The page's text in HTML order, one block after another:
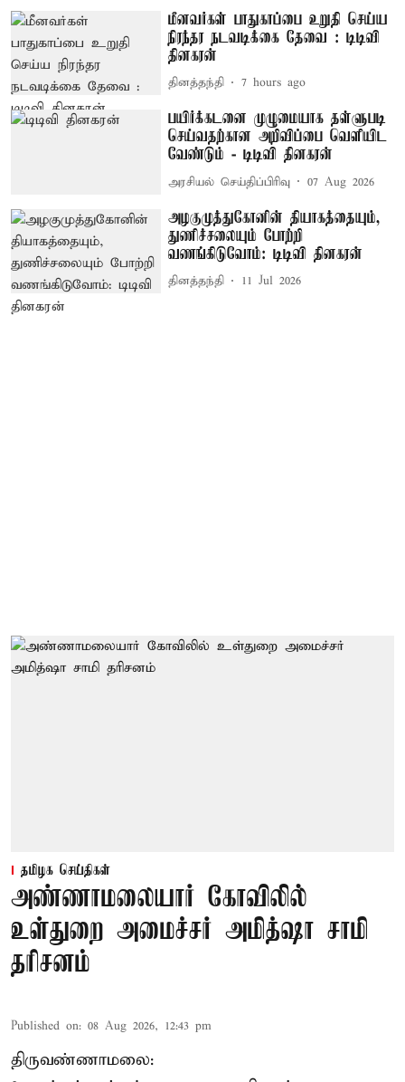
மீனவர்கள் பாதுகாப்பை உறுதி செய்ய
நிரந்தர நடவடிக்கை தேவை : டிடிவி
தினகரன்
தினத்தந்தி 7 hours ago
பயிர்க்கடனை முழுமையாக தள்ளுபடி
செய்வதற்கான அறிவிப்பை வெளியிட
வேண்டும் - டிடிவி தினகரன்
அரசியல் செய்திப்பிரிவு 07 Aug 2026
அழகுமுத்துகோனின் தியாகத்தையும்,
துணிச்சலையும் போற்றி
வணங்கிடுவோம்: டிடிவி தினகரன்
தினத்தந்தி 11 Jul 2026
தமிழக செய்திகள்
அண்ணாமலையார் கோவிலில்
உள்துறை அமைச்சர் அமித்ஷா சாமி
தரிசனம்
Published on: 08 Aug 2026, 12:43 pm
திருவண்ணாமலை: